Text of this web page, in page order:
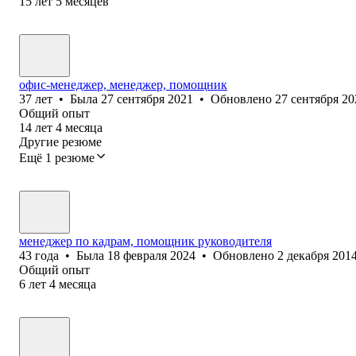
офис-менеджер, менеджер, помощник
37 лет • Была 27 сентября 2021 • Обновлено 27 сентября
Общий опыт
14 лет 4 месяца
Другие резюме
Ещё 1 резюме
менеджер по кадрам, помощник руководителя
43 года • Была 18 февраля 2024 • Обновлено 2 декабря
Общий опыт
6 лет 4 месяца